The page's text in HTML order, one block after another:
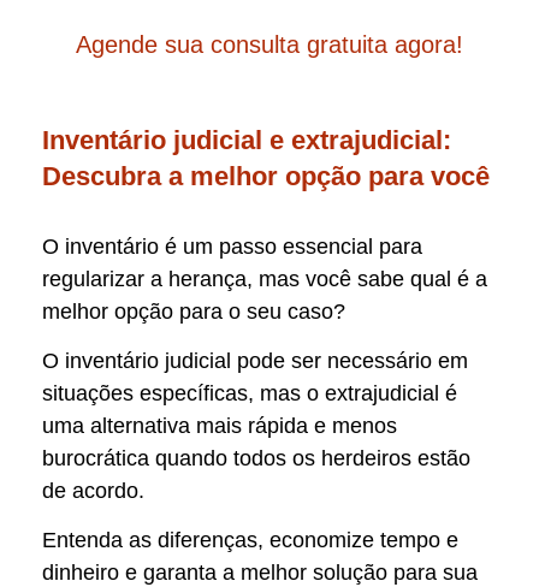
Agende sua consulta gratuita agora!
Inventário judicial e extrajudicial:
Descubra a melhor opção para você
O inventário é um passo essencial para
regularizar a herança, mas você sabe qual é a
melhor opção para o seu caso?
O inventário judicial pode ser necessário em
situações específicas, mas o extrajudicial é
uma alternativa mais rápida e menos
burocrática quando todos os herdeiros estão
de acordo.
Entenda as diferenças, economize tempo e
dinheiro e garanta a melhor solução para sua